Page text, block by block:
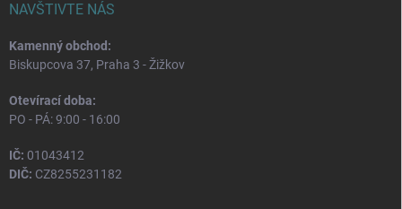
NAVŠTIVTE NÁS
Kamenný obchod:
Biskupcova 37, Praha 3 - Žižkov
Otevírací doba:
PO - PÁ: 9:00 - 16:00
IČ: 01043412
DIČ: CZ8255231182